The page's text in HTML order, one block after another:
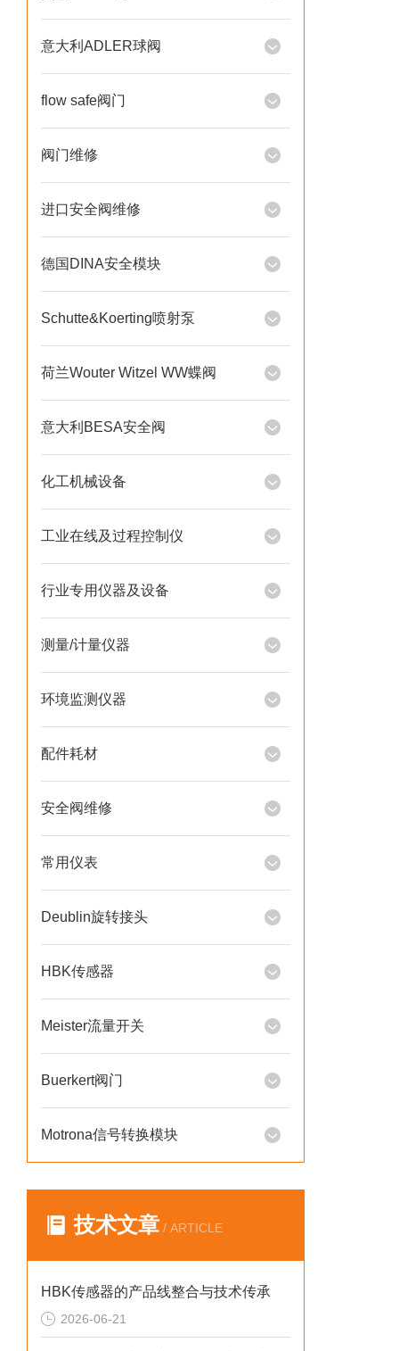
意大利ADLER球阀
flow safe阀门
阀门维修
进口安全阀维修
德国DINA安全模块
Schutte&Koerting喷射泵
荷兰Wouter Witzel WW蝶阀
意大利BESA安全阀
化工机械设备
工业在线及过程控制仪
行业专用仪器及设备
测量/计量仪器
环境监测仪器
配件耗材
安全阀维修
常用仪表
Deublin旋转接头
HBK传感器
Meister流量开关
Buerkert阀门
Motrona信号转换模块
技术文章 / ARTICLE
HBK传感器的产品线整合与技术传承
2026-06-21